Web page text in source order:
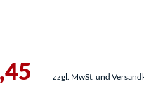
zzgl. MwSt. und